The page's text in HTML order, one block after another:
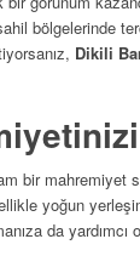
bölgelerinde
Dikili
mahremiyet
yoğun
da yardımcı